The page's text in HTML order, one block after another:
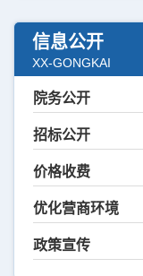
信息公开
XX-GONGKAI
院务公开
招标公开
价格收费
优化营商环境
政策宣传